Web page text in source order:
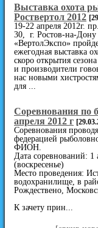
Выставка охота
Роствертол 2012
19-22 апреля 2012г.
30, г. Ростов-на-
«ВертолЭкспо»
ежегодная выставка
скоро открытия
и производители
нас новыми
для ...
Cоревнования по
апреля 2012 г
Соревнования
федерацией
ФИОН.
Дата соревнований: 1
(воскресенье)
Место проведения:
водохранилище, в
Рождествено,
К зачету прин...